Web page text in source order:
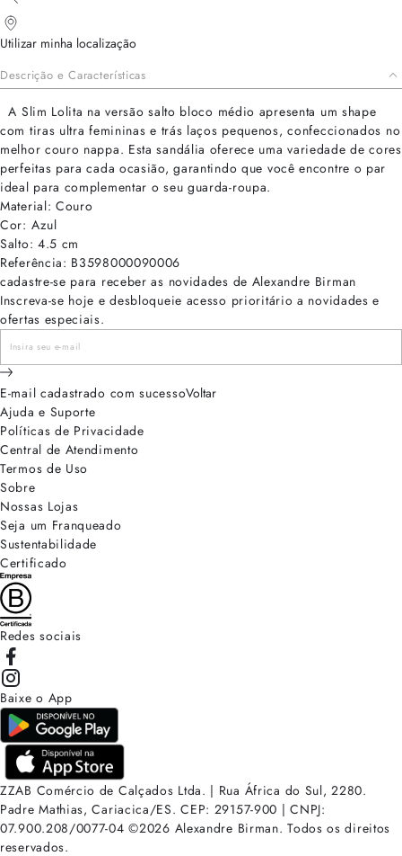
Utilizar minha localização
Descrição e Características
A Slim Lolita na versão salto bloco médio apresenta um shape
com tiras ultra femininas e trás laços pequenos, confeccionados no
melhor couro nappa. Esta sandália oferece uma variedade de cores
perfeitas para cada ocasião, garantindo que você encontre o par
ideal para complementar o seu guarda-roupa.
Material: Couro
Cor: Azul
Salto: 4.5 cm
Referência: B3598000090006
cadastre-se para receber as novidades de Alexandre Birman
Inscreva-se hoje e desbloqueie acesso prioritário a novidades e
ofertas especiais.
E-mail cadastrado com sucessoVoltar
Ajuda e Suporte
Políticas de Privacidade
Central de Atendimento
Termos de Uso
Sobre
Nossas Lojas
Seja um Franqueado
Sustentabilidade
Certificado
Redes sociais
Baixe o App
ZZAB Comércio de Calçados Ltda. | Rua África do Sul, 2280.
Padre Mathias, Cariacica/ES. CEP: 29157-900 | CNPJ:
07.900.208/0077-04 ©2026 Alexandre Birman. Todos os direitos
reservados.